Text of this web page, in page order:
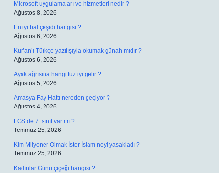
Microsoft uygulamaları ve hizmetleri nedir ?
Ağustos 8, 2026
En iyi bal çeşidi hangisi ?
Ağustos 6, 2026
Kur’an’ı Türkçe yazılışıyla okumak günah mıdır ?
Ağustos 6, 2026
Ayak ağrısına hangi tuz iyi gelir ?
Ağustos 5, 2026
Amasya Fay Hattı nereden geçiyor ?
Ağustos 4, 2026
LGS’de 7. sınıf var mı ?
Temmuz 25, 2026
Kim Milyoner Olmak İster İslam neyi yasakladı ?
Temmuz 25, 2026
Kadınlar Günü çiçeği hangisi ?